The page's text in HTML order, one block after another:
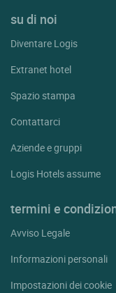
su di noi
Diventare Logis
Extranet hotel
Spazio stampa
Contattarci
Aziende e gruppi
Logis Hotels assume
termini e
Avviso Legale
Informazioni personali
Impostazioni dei cookie